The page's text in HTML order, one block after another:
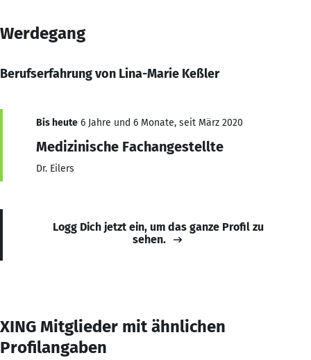
Werdegang
Berufserfahrung von Lina-Marie Keßler
Bis heute 6 Jahre und 6 Monate, seit März 2020
Medizinische Fachangestellte
Dr. Eilers
Logg Dich jetzt ein, um das ganze Profil zu
sehen.
XING Mitglieder mit ähnlichen
Profilangaben